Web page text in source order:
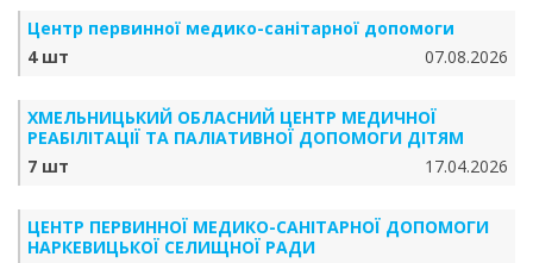
Центр первинної медико-санітарної допомоги
4 шт
07.08.2026
ХМЕЛЬНИЦЬКИЙ ОБЛАСНИЙ ЦЕНТР МЕДИЧНОЇ
РЕАБІЛІТАЦІЇ ТА ПАЛІАТИВНОЇ ДОПОМОГИ ДІТЯМ
7 шт
17.04.2026
ЦЕНТР ПЕРВИННОЇ МЕДИКО-САНІТАРНОЇ ДОПОМОГИ
НАРКЕВИЦЬКОЇ СЕЛИЩНОЇ РАДИ